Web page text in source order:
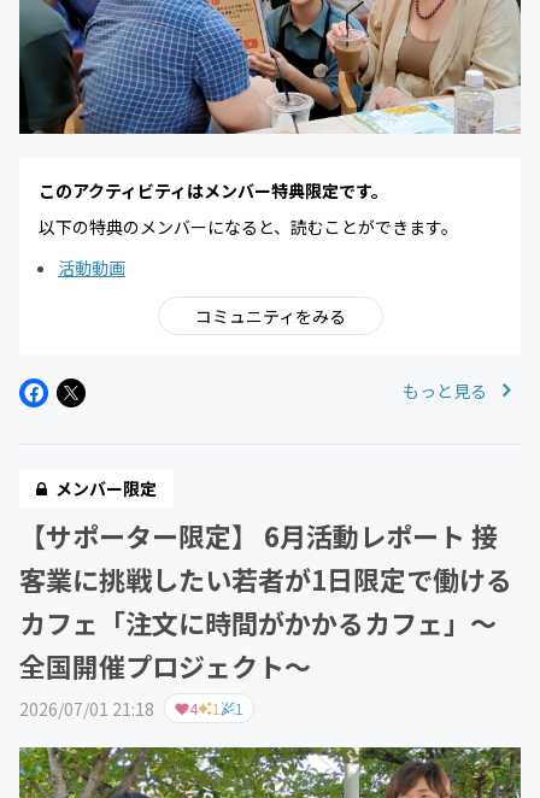
このアクティビティはメンバー特典限定です。
以下の特典のメンバーになると、読むことができます。
活動動画
コミュニティをみる
もっと見る
メンバー限定
【サポーター限定】 6月活動レポート 接
客業に挑戦したい若者が1日限定で働ける
カフェ「注文に時間がかかるカフェ」～
全国開催プロジェクト～
2026/07/01 21:18 4 1 1